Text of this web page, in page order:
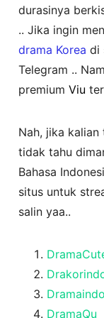
durasinya
.. Jika ingin
drama Korea di
Telegram ..
premiumViu
Nah, jika
tidak tahu
Bahasa
situs untuk
salin yaa..
Dramaindo
DramaQu